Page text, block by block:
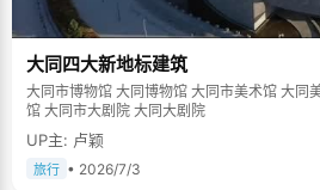
大同四大新地标建筑
大同市博物馆 大同博物馆 大同市美术馆 大同美术馆 大同市图书馆 大同图书
馆 大同市大剧院 大同大剧院
UP主: 卢颖
旅行 • 2026/7/3